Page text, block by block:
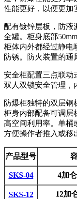
性能更好，以便更加
配有镀锌层板，防液
全罐。柜身底部
柜体内外都经过静电
防锈。防火装置的通
安全柜配置三点联动
双人双锁安全管理，
防爆柜独特的双层钢
柜身内部配备可调层
高空间利用率。单桶
方便操作者推入或移
产品型号
SKS-04 4加
SKS-12 12加